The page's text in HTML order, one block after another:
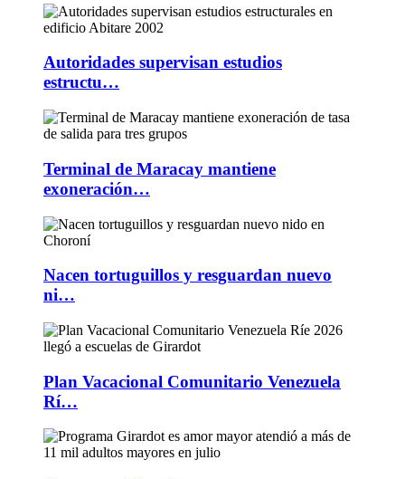
Autoridades supervisan estudios
estructu…
Terminal de Maracay mantiene
exoneración…
Nacen tortuguillos y resguardan nuevo
ni…
Plan Vacacional Comunitario Venezuela
Rí…